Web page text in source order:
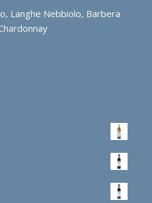
Langhe Nebbiolo, Barbera